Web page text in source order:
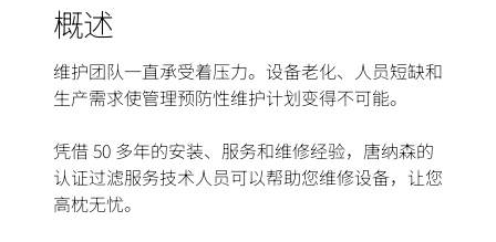
概述
维护团队一直承受着压力。设备老化、人员短缺和
生产需求使管理预防性维护计划变得不可能。
凭借 50 多年的安装、服务和维修经验，唐纳森的
认证过滤服务技术人员可以帮助您维修设备，让您
高枕无忧。